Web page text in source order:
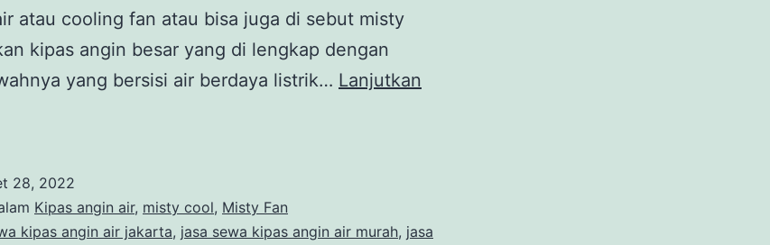
atau cooling fan atau bisa juga di sebut misty
kipas angin besar yang di lengkap dengan
yang bersisi air berdaya listrik… Lanjutkan
28, 2022
Kipas angin air, misty cool, Misty Fan
kipas angin air jakarta, jasa sewa kipas angin air murah, jasa